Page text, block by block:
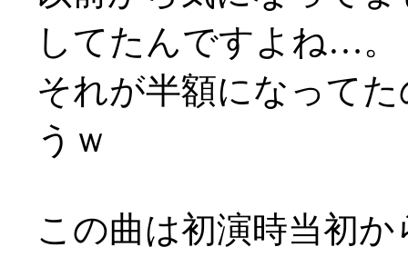
してたんですよね…。
それが半額になって
うｗ
この曲は初演時当初